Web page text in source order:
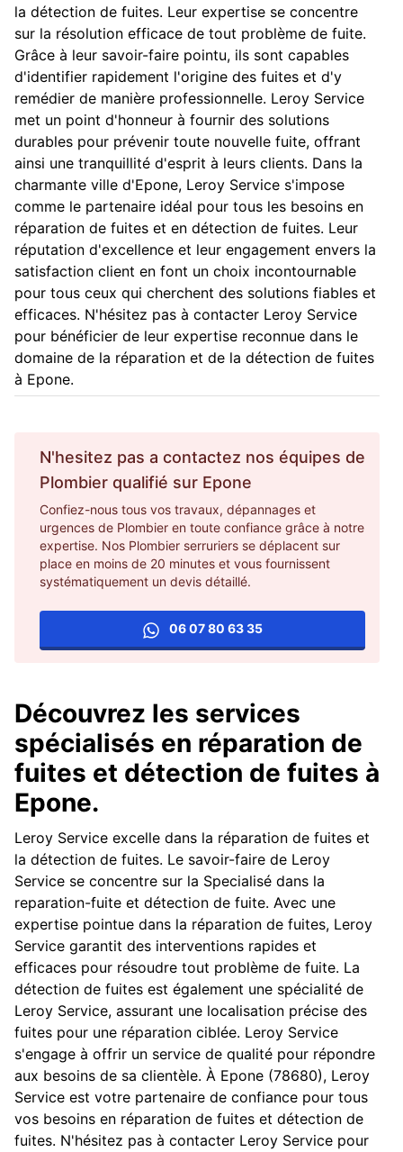
la détection de fuites. Leur expertise se concentre
sur la résolution efficace de tout problème de fuite.
Grâce à leur savoir-faire pointu, ils sont capables
d'identifier rapidement l'origine des fuites et d'y
remédier de manière professionnelle. Leroy Service
met un point d'honneur à fournir des solutions
durables pour prévenir toute nouvelle fuite, offrant
ainsi une tranquillité d'esprit à leurs clients. Dans la
charmante ville d'Epone, Leroy Service s'impose
comme le partenaire idéal pour tous les besoins en
réparation de fuites et en détection de fuites. Leur
réputation d'excellence et leur engagement envers la
satisfaction client en font un choix incontournable
pour tous ceux qui cherchent des solutions fiables et
efficaces. N'hésitez pas à contacter Leroy Service
pour bénéficier de leur expertise reconnue dans le
domaine de la réparation et de la détection de fuites
à Epone.
N'hesitez pas a contactez nos équipes de
Plombier qualifié sur Epone
Confiez-nous tous vos travaux, dépannages et
urgences de Plombier en toute confiance grâce à notre
expertise. Nos Plombier serruriers se déplacent sur
place en moins de 20 minutes et vous fournissent
systématiquement un devis détaillé.
06 07 80 63 35
Découvrez les services
spécialisés en réparation de
fuites et détection de fuites à
Epone.
Leroy Service excelle dans la réparation de fuites et
la détection de fuites. Le savoir-faire de Leroy
Service se concentre sur la Specialisé dans la
reparation-fuite et détection de fuite. Avec une
expertise pointue dans la réparation de fuites, Leroy
Service garantit des interventions rapides et
efficaces pour résoudre tout problème de fuite. La
détection de fuites est également une spécialité de
Leroy Service, assurant une localisation précise des
fuites pour une réparation ciblée. Leroy Service
s'engage à offrir un service de qualité pour répondre
aux besoins de sa clientèle. À Epone (78680), Leroy
Service est votre partenaire de confiance pour tous
vos besoins en réparation de fuites et détection de
fuites. N'hésitez pas à contacter Leroy Service pour